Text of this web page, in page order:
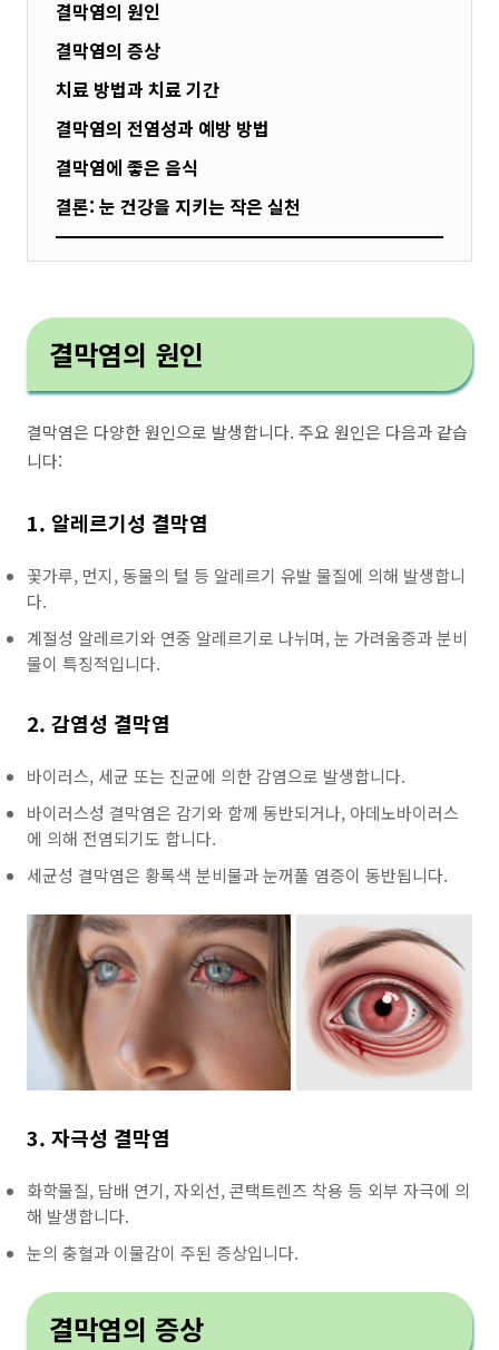
결막염의 원인
결막염의 증상
치료 방법과 치료 기간
결막염의 전염성과 예방 방법
결막염에 좋은 음식
결론: 눈 건강을 지키는 작은 실천
결막염의 원인
결막염은 다양한 원인으로 발생합니다. 주요 원인은 다음과 같습
니다:
1. 알레르기성 결막염
꽃가루, 먼지, 동물의 털 등 알레르기 유발 물질에 의해 발생합니
다.
계절성 알레르기와 연중 알레르기로 나뉘며, 눈 가려움증과 분비
물이 특징적입니다.
2. 감염성 결막염
바이러스, 세균 또는 진균에 의한 감염으로 발생합니다.
바이러스성 결막염은 감기와 함께 동반되거나, 아데노바이러스
에 의해 전염되기도 합니다.
세균성 결막염은 황록색 분비물과 눈꺼풀 염증이 동반됩니다.
3. 자극성 결막염
화학물질, 담배 연기, 자외선, 콘택트렌즈 착용 등 외부 자극에 의
해 발생합니다.
눈의 충혈과 이물감이 주된 증상입니다.
결막염의 증상